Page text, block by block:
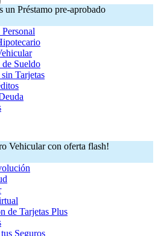
un Préstamo pre-aprobado
Sueldo
Tarjetas
Vehicular con oferta flash!
de Tarjetas Plus
Seguros